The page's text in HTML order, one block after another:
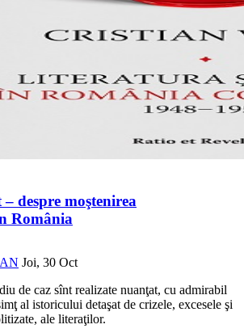
despre moştenirea
România
Joi, 30 Oct
de caz sînt realizate nuanţat, cu admirabil
al istoricului detaşat de crizele, excesele şi
ale literaţilor.